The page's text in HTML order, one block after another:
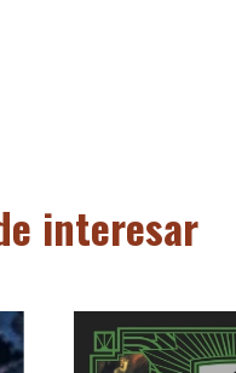
interesar